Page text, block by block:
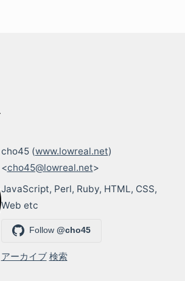
cho45 (www.lowreal.net)
<cho45@lowreal.net>
JavaScript, Perl, Ruby, HTML, CSS,
Web etc
Follow@cho45
アーカイブ 検索